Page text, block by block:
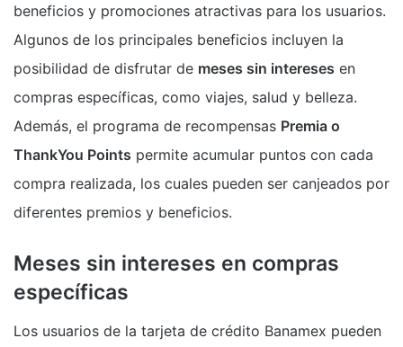
beneficios y promociones atractivas para los usuarios.
Algunos de los principales beneficios incluyen la
posibilidad de disfrutar de meses sin intereses en
compras específicas, como viajes, salud y belleza.
Además, el programa de recompensas Premia o
ThankYou Points permite acumular puntos con cada
compra realizada, los cuales pueden ser canjeados por
diferentes premios y beneficios.
Meses sin intereses en compras
específicas
Los usuarios de la tarjeta de crédito Banamex pueden